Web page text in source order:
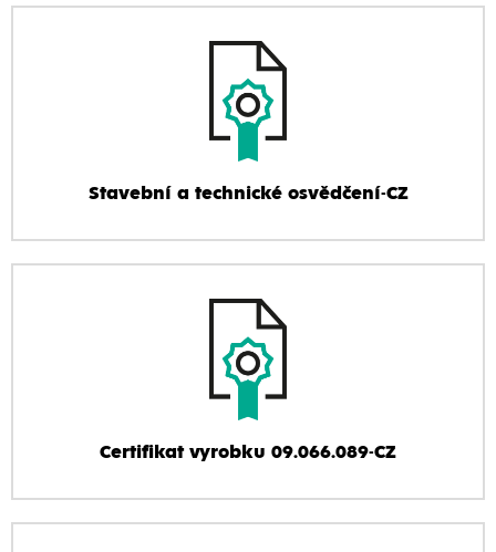
Stavební a technické osvědčení-CZ
Certifikat vyrobku 09.066.089-CZ